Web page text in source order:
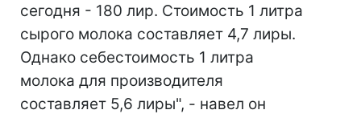
сегодня - 180 лир. Стоимость 1 литра
сырого молока составляет 4,7 лиры.
Однако себестоимость 1 литра
молока для производителя
составляет 5,6 лиры", - навел он